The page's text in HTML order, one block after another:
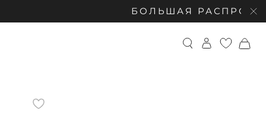
БОЛЬШАЯ РАСПРОДАЖА: